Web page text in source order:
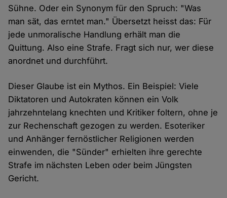
Sühne. Oder ein Synonym für den Spruch: "Was
man sät, das erntet man." Übersetzt heisst das: Für
jede unmoralische Handlung erhält man die
Quittung. Also eine Strafe. Fragt sich nur, wer diese
anordnet und durchführt.
Dieser Glaube ist ein Mythos. Ein Beispiel: Viele
Diktatoren und Autokraten können ein Volk
jahrzehntelang knechten und Kritiker foltern, ohne je
zur Rechenschaft gezogen zu werden. Esoteriker
und Anhänger fernöstlicher Religionen werden
einwenden, die "Sünder" erhielten ihre gerechte
Strafe im nächsten Leben oder beim Jüngsten
Gericht.